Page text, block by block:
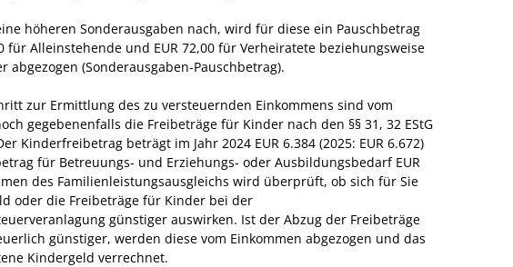
höheren Sonderausgaben nach, wird für diese ein Pauschbetrag
für Alleinstehende und EUR 72,00 für Verheiratete beziehungsweise
abgezogen (Sonderausgaben-Pauschbetrag).
zur Ermittlung des zu versteuernden Einkommens sind vom
gegebenenfalls die Freibeträge für Kinder nach den §§ 31, 32 EStG
Kinderfreibetrag beträgt im Jahr 2024 EUR 6.384 (2025: EUR 6.672)
für Betreuungs- und Erziehungs- oder Ausbildungsbedarf EUR
des Familienleistungsausgleichs wird überprüft, ob sich für Sie
oder die Freibeträge für Kinder bei der
günstiger auswirken. Ist der Abzug der Freibeträge
günstiger, werden diese vom Einkommen abgezogen und das
Kindergeld verrechnet.